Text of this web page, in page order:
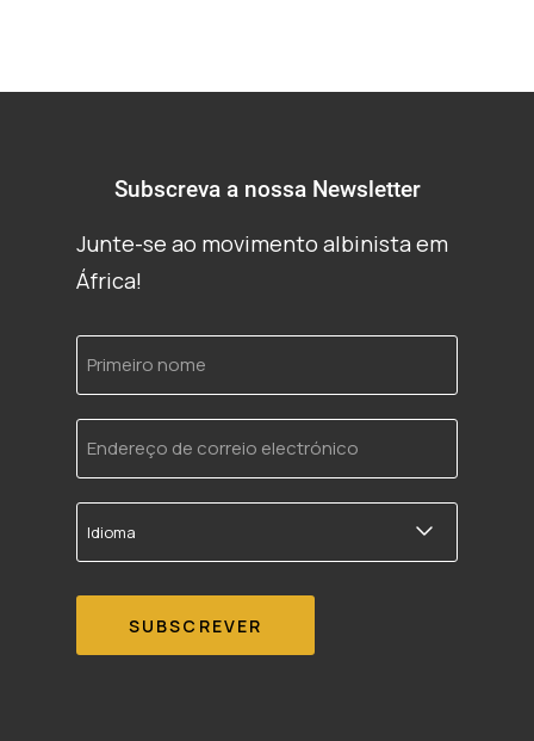
Subscreva a nossa Newsletter
Junte-se ao movimento albinista em
África!
Primeiro
nome
Endereço
de
correio
electrónico
Idioma